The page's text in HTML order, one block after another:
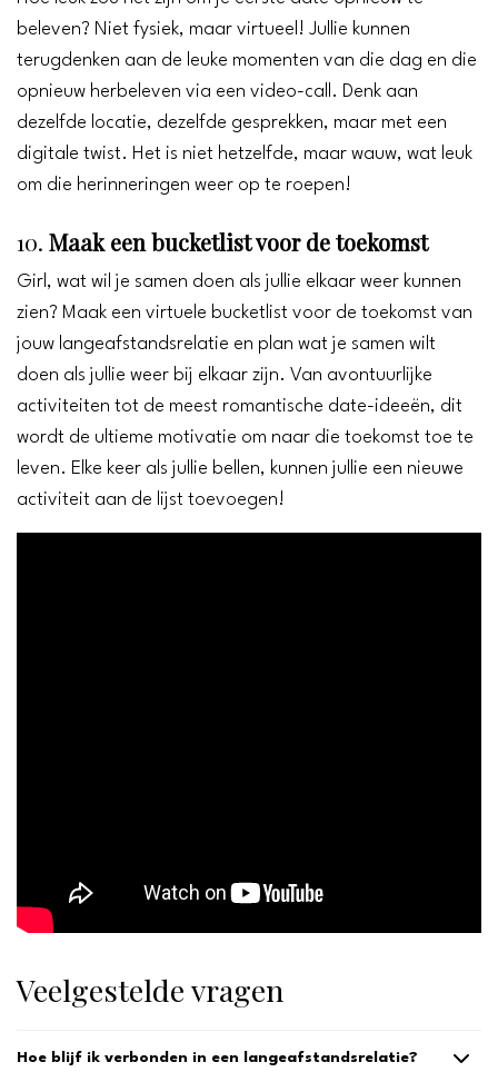
beleven? Niet fysiek, maar virtueel! Jullie kunnen
terugdenken aan de leuke momenten van die dag en die
opnieuw herbeleven via een video-call. Denk aan
dezelfde locatie, dezelfde gesprekken, maar met een
digitale twist. Het is niet hetzelfde, maar wauw, wat leuk
om die herinneringen weer op te roepen!
10. Maak een bucketlist voor de toekomst
Girl, wat wil je samen doen als jullie elkaar weer kunnen
zien? Maak een virtuele bucketlist voor de toekomst van
jouw langeafstandsrelatie en plan wat je samen wilt
doen als jullie weer bij elkaar zijn. Van avontuurlijke
activiteiten tot de meest romantische date-ideeën, dit
wordt de ultieme motivatie om naar die toekomst toe te
leven. Elke keer als jullie bellen, kunnen jullie een nieuwe
activiteit aan de lijst toevoegen!
Veelgestelde vragen
Hoe blijf ik verbonden in een langeafstandsrelatie?